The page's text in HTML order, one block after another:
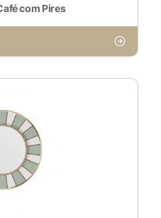
com Pires